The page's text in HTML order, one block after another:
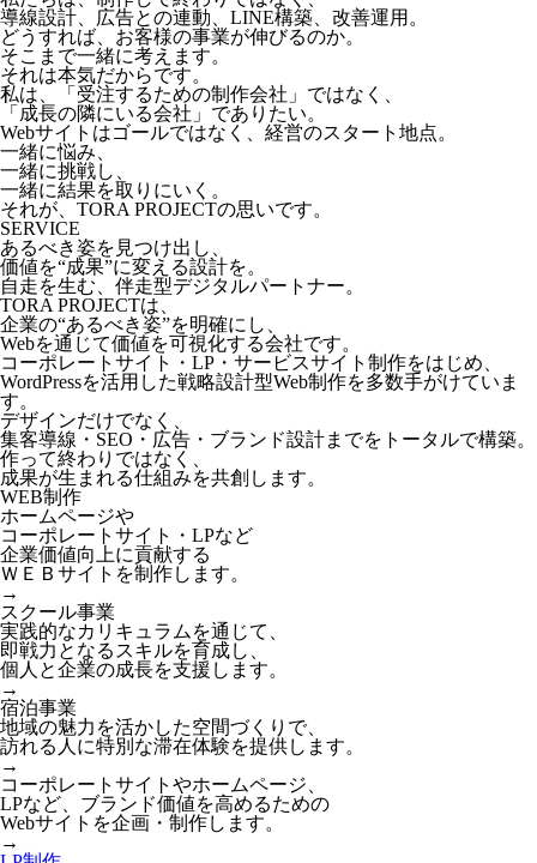
導線設計、広告との連動、LINE構築、改善運用。
どうすれば、お客様の事業が伸びるのか。
そこまで一緒に考えます。
それは本気だからです。
私は、「受注するための制作会社」ではなく、
「成長の隣にいる会社」でありたい。
Webサイトはゴールではなく、経営のスタート地点。
一緒に悩み、
一緒に挑戦し、
一緒に結果を取りにいく。
それが、TORA PROJECTの思いです。
SERVICE
あるべき姿を見つけ出し、
価値を“成果”に変える設計を。
自走を生む、伴走型デジタルパートナー。
TORA PROJECTは、
企業の“あるべき姿”を明確にし、
Webを通じて価値を可視化する会社です。
コーポレートサイト・LP・サービスサイト制作をはじめ、
WordPressを活用した戦略設計型Web制作を多数手がけていま
す。
デザインだけでなく、
集客導線・SEO・広告・ブランド設計までをトータルで構築。
作って終わりではなく、
成果が生まれる仕組みを共創します。
WEB制作
ホームページや
コーポレートサイト・LPなど
企業価値向上に貢献する
ＷＥＢサイトを制作します。
→
スクール事業
実践的なカリキュラムを通じて、
即戦力となるスキルを育成し、
個人と企業の成長を支援します。
→
宿泊事業
地域の魅力を活かした空間づくりで、
訪れる人に特別な滞在体験を提供します。
→
コーポレートサイトやホームページ、
LPなど、ブランド価値を高めるための
Webサイトを企画・制作します。
→